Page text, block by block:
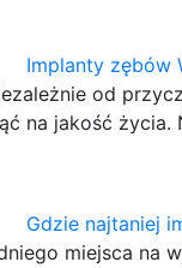
Implanty zębów
od
na jakość
Gdzie najtaniej
miejsca na